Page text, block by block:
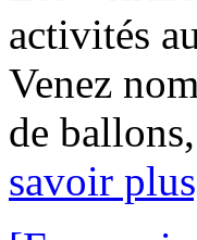
activités
Venez
de
savoir